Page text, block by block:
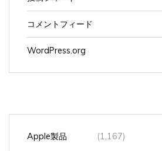
コメントフィード
WordPress.org